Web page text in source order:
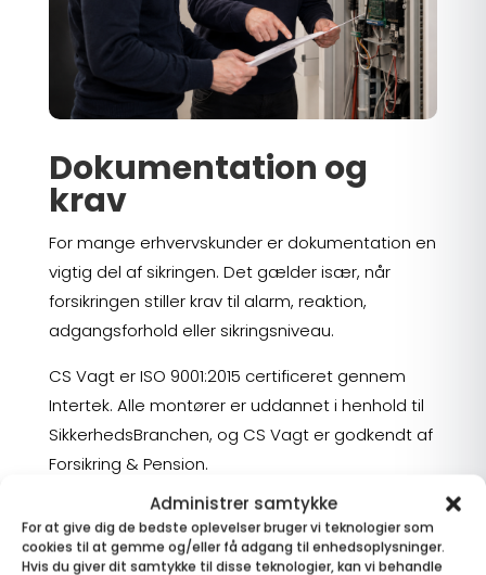
Administrer samtykke
For at give dig de bedste oplevelser bruger vi teknologier som
cookies til at gemme og/eller få adgang til enhedsoplysninger.
Hvis du giver dit samtykke til disse teknologier, kan vi behandle
Dokumentation og
krav
For mange erhvervskunder er dokumentation en
vigtig del af sikringen. Det gælder især, når
forsikringen stiller krav til alarm, reaktion,
adgangsforhold eller sikringsniveau.
CS Vagt er ISO 9001:2015 certificeret gennem
Intertek. Alle montører er uddannet i henhold til
SikkerhedsBranchen, og CS Vagt er godkendt af
Forsikring & Pension.
Registreringsnumre:
AIA: 212.3057